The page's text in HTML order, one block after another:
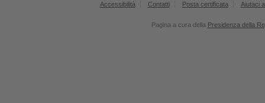
Accessibilità Contatti Posta certificata Aiutaci
Pagina a cura della Presidenza della